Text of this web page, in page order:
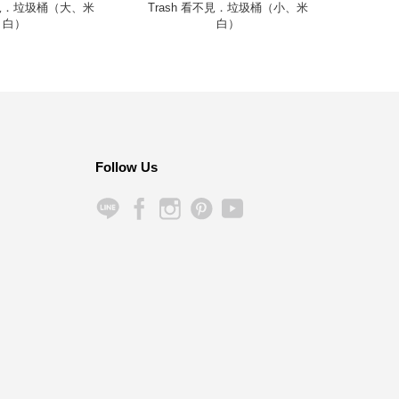
垃圾桶（大、米
白）
Trash 看不見．垃圾桶（小、米
白）
Follow Us